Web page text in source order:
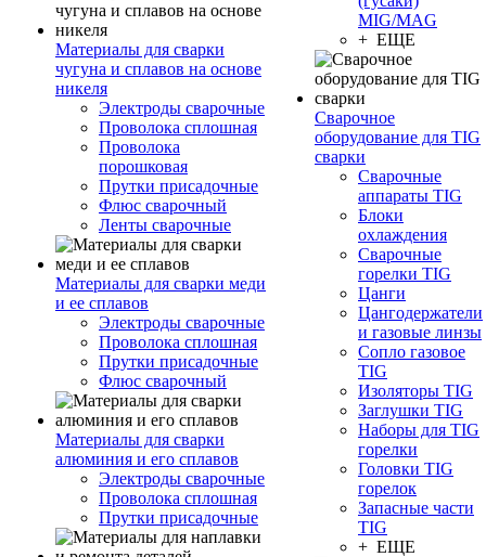
Материалы для сварки
чугуна и сплавов на основе
никеля
Электроды сварочные
Проволока сплошная
Проволока
порошковая
Прутки присадочные
Флюс сварочный
Ленты сварочные
Материалы для сварки меди
и ее сплавов
Электроды сварочные
Проволока сплошная
Прутки присадочные
Флюс сварочный
Материалы для сварки
алюминия и его сплавов
Электроды сварочные
Проволока сплошная
Прутки присадочные
MIG/MAG
+ ЕЩЕ
Сварочное
оборудование для TIG
сварки
Сварочные
аппараты TIG
Блоки
охлаждения
Сварочные
горелки TIG
Цанги
Цангодержатели
и газовые линзы
Сопло газовое
TIG
Изоляторы TIG
Заглушки TIG
Наборы для TIG
горелки
Головки TIG
горелок
Запасные части
TIG
+ ЕЩЕ